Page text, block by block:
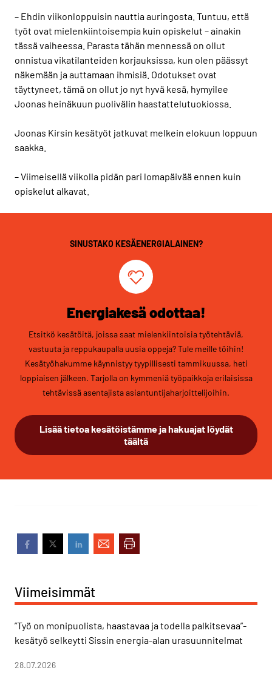
– Ehdin viikonloppuisin nauttia auringosta. Tuntuu, että
työt ovat mielenkiintoisempia kuin opiskelut – ainakin
tässä vaiheessa. Parasta tähän mennessä on ollut
onnistua vikatilanteiden korjauksissa, kun olen päässyt
näkemään ja auttamaan ihmisiä. Odotukset ovat
täyttyneet, tämä on ollut jo nyt hyvä kesä, hymyilee
Joonas heinäkuun puolivälin haastattelutuokiossa.
Joonas Kirsin kesätyöt jatkuvat melkein elokuun loppuun
saakka.
– Viimeisellä viikolla pidän pari lomapäivää ennen kuin
opiskelut alkavat.
SINUSTAKO KESÄENERGIALAINEN?
Energiakesä odottaa!
Etsitkö kesätöitä, joissa saat mielenkiintoisia työtehtäviä,
vastuuta ja reppukaupalla uusia oppeja? Tule meille töihin!
Kesätyöhakumme käynnistyy tyypillisesti tammikuussa, heti
loppiaisen jälkeen. Tarjolla on kymmeniä työpaikkoja erilaisissa
tehtävissä asentajista asiantuntijaharjoittelijoihin.
Lisää tietoa kesätöistämme ja hakuajat löydät
täältä
Viimeisimmät
”Työ on monipuolista, haastavaa ja todella palkitsevaa”-
kesätyö selkeytti Sissin energia-alan urasuunnitelmat
28.07.2026